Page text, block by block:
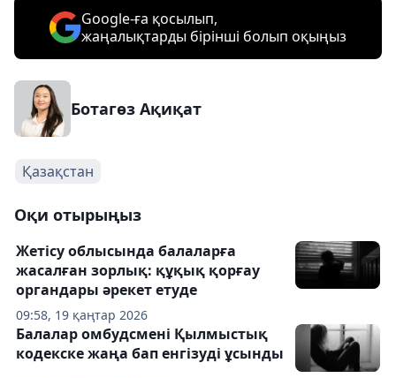
Google-ға қосылып,
жаңалықтарды бірінші болып оқыңыз
Ботагөз Ақиқат
Қазақстан
Оқи отырыңыз
09:58, 19 қаңтар 2026
Жетісу облысында балаларға
жасалған зорлық: құқық қорғау
органдары әрекет етуде
Балалар омбудсмені Қылмыстық
кодекске жаңа бап енгізуді ұсынды